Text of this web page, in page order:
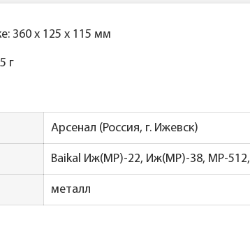
360 x 125 x 115 мм
г
Арсенал (Россия, г. Ижевск)
Baikal Иж(МР)-22, Иж(МР)-38, МР-512,
металл